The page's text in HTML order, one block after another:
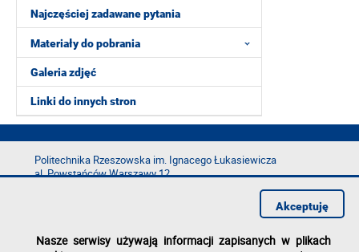
Najczęściej zadawane pytania
Materiały do pobrania
Galeria zdjęć
Linki do innych stron
Politechnika Rzeszowska im. Ignacego Łukasiewicza
al. Powstańców Warszawy 12
e-mail:kancelaria@prz.edu.pl
Nasze serwisy używają informacji zapisanych w plikach
Akceptuję